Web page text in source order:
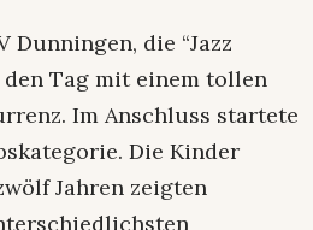
Dunningen, die “Jazz
den Tag mit einem tollen
Im Anschluss startete
Die Kinder
Jahren zeigten